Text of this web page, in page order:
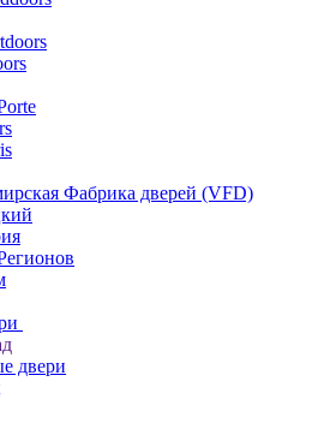
Фабрика дверей (VFD)
двери